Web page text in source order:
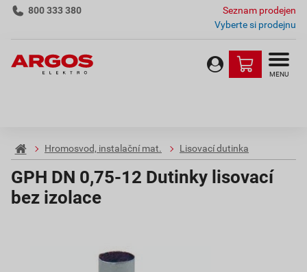
800 333 380
Seznam prodejen
Vyberte si prodejnu
MENU
Hromosvod, instalační mat. Lisovací dutinka
GPH DN 0,75-12 Dutinky lisovací
bez izolace